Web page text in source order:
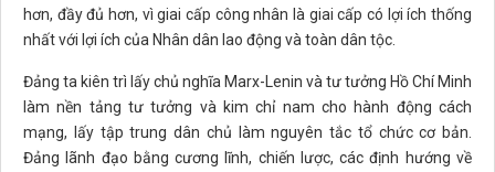
hơn, đầy đủ hơn, vì giai cấp công nhân là giai cấp có lợi ích thống
nhất với lợi ích của Nhân dân lao động và toàn dân tộc.
Đảng ta kiên trì lấy chủ nghĩa Marx-Lenin và tư tưởng Hồ Chí Minh
làm nền tảng tư tưởng và kim chỉ nam cho hành động cách
mạng, lấy tập trung dân chủ làm nguyên tắc tổ chức cơ bản.
Đảng lãnh đạo bằng cương lĩnh, chiến lược, các định hướng về